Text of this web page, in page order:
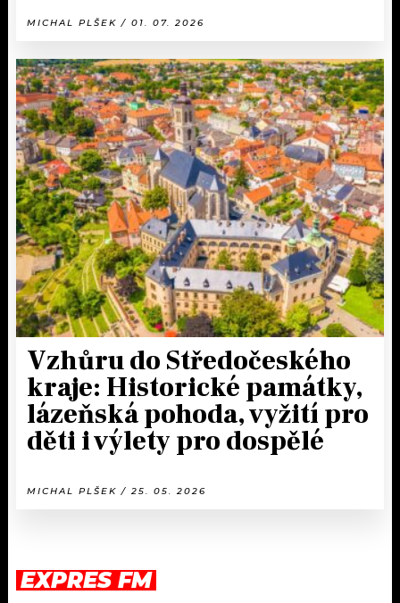
MICHAL PLŠEK / 01. 07. 2026
Vzhůru do Středočeského
kraje: Historické památky,
lázeňská pohoda, vyžití pro
děti i výlety pro dospělé
MICHAL PLŠEK / 25. 05. 2026
EXPRES FM